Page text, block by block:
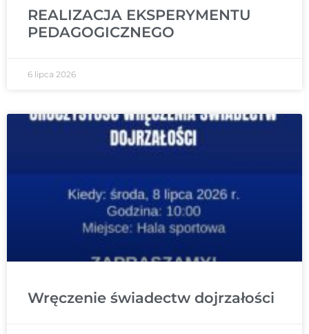
REALIZACJA EKSPERYMENTU
PEDAGOGICZNEGO
6 lipca 2026
Wręczenie świadectw dojrzałości